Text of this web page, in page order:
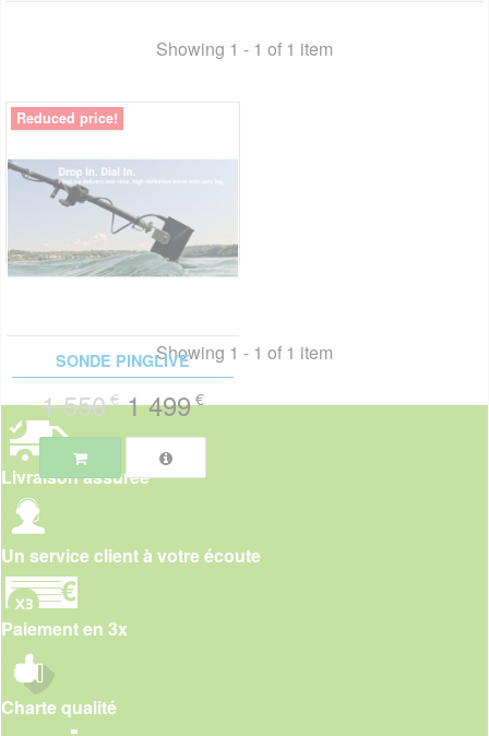
Showing 1 - 1 of 1 item
Reduced price!
SONDE PINGLIVE
1 550€ 1 499€
Showing 1 - 1 of 1 item
Livraison assurée
Un service client à votre écoute
Paiement en 3x
Charte qualité